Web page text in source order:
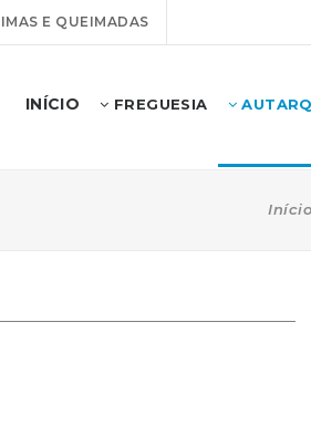
E QUEIMADAS
INÍCIO FREGUESIA
Início